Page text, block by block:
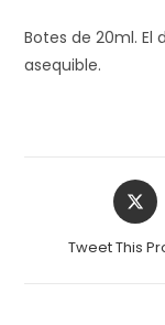
Botes de 20ml.
asequible.
Tweet This